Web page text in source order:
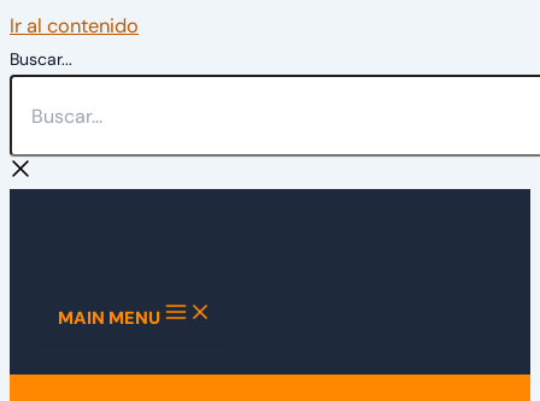
Ir al contenido
Buscar...
MAIN MENU